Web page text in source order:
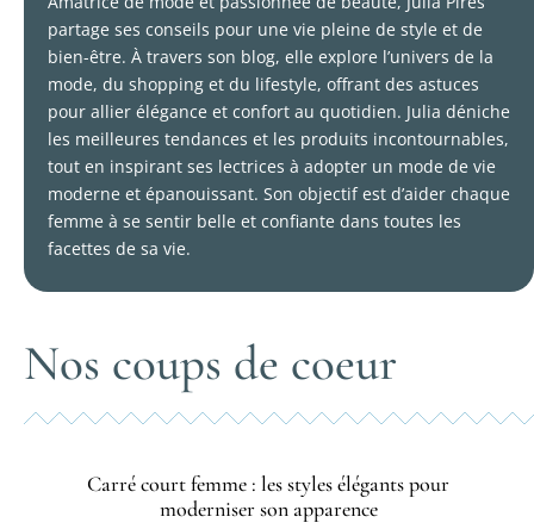
partage ses conseils pour une vie pleine de style et de
bien-être. À travers son blog, elle explore l’univers de la
mode, du shopping et du lifestyle, offrant des astuces
pour allier élégance et confort au quotidien. Julia déniche
les meilleures tendances et les produits incontournables,
tout en inspirant ses lectrices à adopter un mode de vie
moderne et épanouissant. Son objectif est d’aider chaque
femme à se sentir belle et confiante dans toutes les
facettes de sa vie.
Nos coups de coeur
Carré court femme : les styles élégants pour
moderniser son apparence